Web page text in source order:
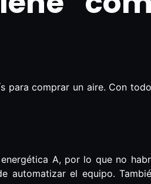
para comprar un aire. Con
A, por lo que no
automatizar el equipo.